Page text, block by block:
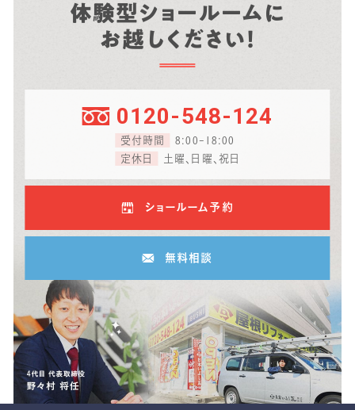
体験型ショールームに
お越しください！
0120-548-124
受付時間
8:00-18:00
定休日
土曜、日曜、祝日
ショールーム予約
無料相談